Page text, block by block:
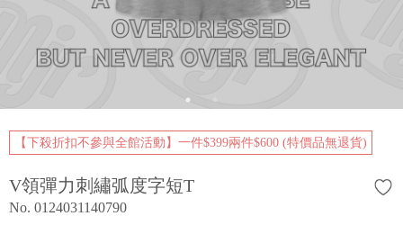
【下殺折扣不參與全館活動】一件$399兩件$600 (特價品無退貨)
V領彈力刺繡弧度字短T
No. 0124031140790